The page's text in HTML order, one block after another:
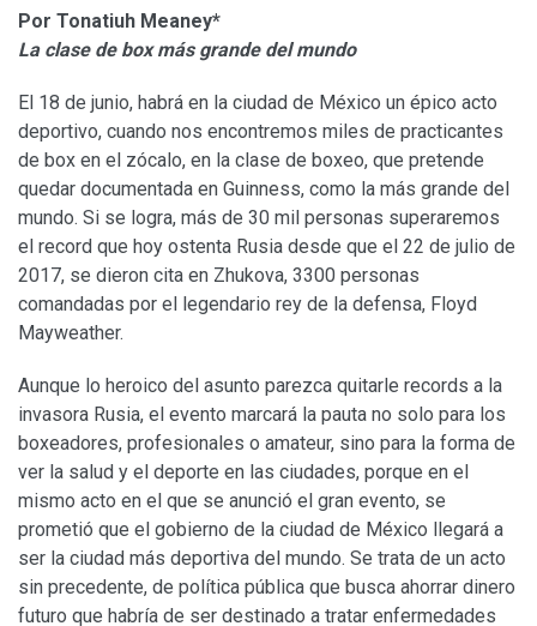
Por Tonatiuh Meaney*
La clase de box más grande del mundo
El 18 de junio, habrá en la ciudad de México un épico acto
deportivo, cuando nos encontremos miles de practicantes
de box en el zócalo, en la clase de boxeo, que pretende
quedar documentada en Guinness, como la más grande del
mundo. Si se logra, más de 30 mil personas superaremos
el record que hoy ostenta Rusia desde que el 22 de julio de
2017, se dieron cita en Zhukova, 3300 personas
comandadas por el legendario rey de la defensa, Floyd
Mayweather.
Aunque lo heroico del asunto parezca quitarle records a la
invasora Rusia, el evento marcará la pauta no solo para los
boxeadores, profesionales o amateur, sino para la forma de
ver la salud y el deporte en las ciudades, porque en el
mismo acto en el que se anunció el gran evento, se
prometió que el gobierno de la ciudad de México llegará a
ser la ciudad más deportiva del mundo. Se trata de un acto
sin precedente, de política pública que busca ahorrar dinero
futuro que habría de ser destinado a tratar enfermedades